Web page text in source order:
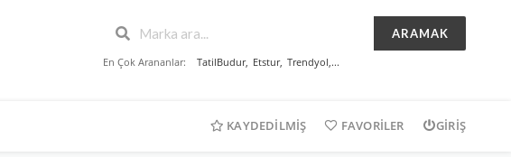
ARAMAK
En Çok Arananlar: TatilBudur, Etstur, Trendyol,...
KAYDEDILMIŞ FAVORILER GIRIŞ